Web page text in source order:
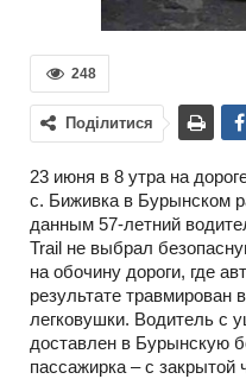
248
Поділитися
23 июня в 8 утра на
с. Биживка в Бурынском
данным 57-летний
Trail не выбрал
на обочину дороги, где
результате травмирован
легковушки. Водитель с
доставлен в Бурынскую
пассажирка – с закрытой